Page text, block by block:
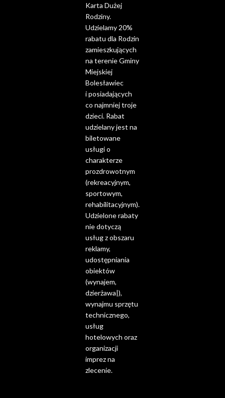
Karta Dużej
Rodziny.
Udzielamy 20%
rabatu dla Rodzin
zamieszkujących
na terenie Gminy
Miejskiej
Bolesławiec
i posiadających
co najmniej troje
dzieci. Rabat
udzielany jest na
biletowane
usługi o
charakterze
prozdrowotnym
(rekreacyjnym,
sportowym,
rehabilitacyjnym).
Udzielone rabaty
nie dotyczą
usług z obszaru
reklamy,
udostępniania
obiektów
(wynajem,
dzierżawa|),
wynajmu sprzętu
technicznego,
usług
hotelowych oraz
organizacji
imprez na
zlecenie.